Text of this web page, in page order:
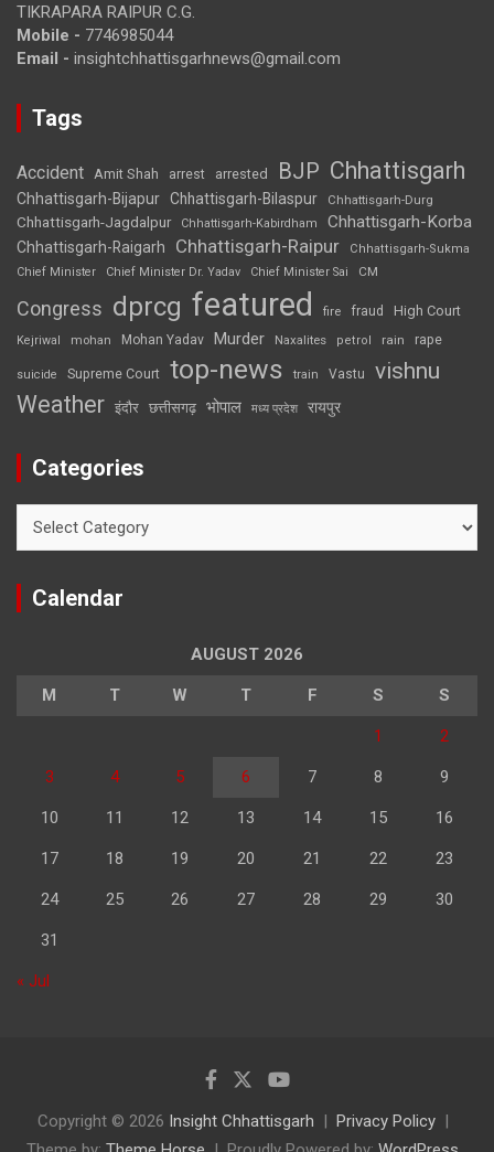
TIKRAPARA RAIPUR C.G.
Mobile - 7746985044
Email - insightchhattisgarhnews@gmail.com
Tags
Accident Amit Shah arrest arrested BJP Chhattisgarh
Chhattisgarh-Bijapur Chhattisgarh-Bilaspur Chhattisgarh-Durg
Chhattisgarh-Jagdalpur Chhattisgarh-Kabirdham Chhattisgarh-Korba
Chhattisgarh-Raigarh Chhattisgarh-Raipur
Chhattisgarh-Sukma
Chief Minister
Chief Minister Dr. Yadav Chief Minister Sai CM
Congress dprcg featured fire fraud High Court
Kejriwal mohan Mohan Yadav Murder Naxalites petrol rain rape
suicide Supreme Court top-news train Vastu vishnu
Weather इंदौर छत्तीसगढ़ भोपाल मध्य प्रदेश रायपुर
Categories
Calendar
AUGUST 2026
M T W T F S S
1 2
3 4 5 6 7 8 9
10 11 12 13 14 15 16
17 18 19 20 21 22 23
24 25 26 27 28 29 30
31
« Jul
Copyright © 2026 Insight Chhattisgarh
Privacy Policy